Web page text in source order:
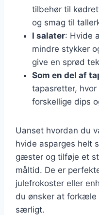
tilbehør til
og smag til
I salater: Hvide
mindre stykker
give en sprød
Som en del af
tapasretter,
forskellige dips
Uanset hvordan du
hvide asparges helt
gæster og tilføje et
måltid. De er
julefrokoster eller
du ønsker at
særligt.